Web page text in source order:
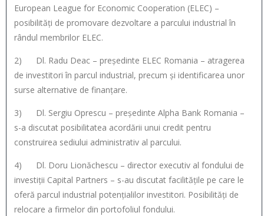
European League for Economic Cooperation (ELEC) –
posibilități de promovare dezvoltare a parcului industrial în
rândul membrilor ELEC.
2) Dl. Radu Deac – președinte ELEC Romania – atragerea
de investitori în parcul industrial, precum și identificarea unor
surse alternative de finanțare.
3) Dl. Sergiu Oprescu – președinte Alpha Bank Romania –
s-a discutat posibilitatea acordării unui credit pentru
construirea sediului administrativ al parcului.
4) Dl. Doru Lionăchescu – director executiv al fondului de
investiții Capital Partners – s-au discutat facilitățile pe care le
oferă parcul industrial potențialilor investitori. Posibilități de
relocare a firmelor din portofoliul fondului.